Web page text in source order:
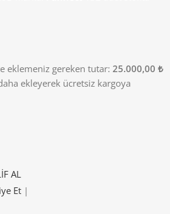
eklemeniz gereken tutar: 25.000,00 ₺
ekleyerek ücretsiz kargoya
AL
Et |